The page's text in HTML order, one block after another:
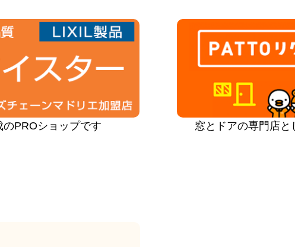
のPROショップです 窓とドアの専門店